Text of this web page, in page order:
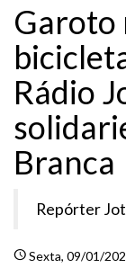
Garoto
Rádio
Branca
Repórter
scheduleSexta, 09/01/